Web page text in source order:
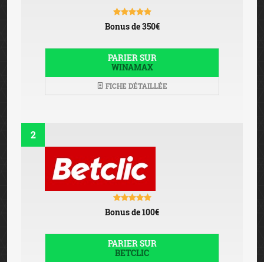
Bonus de 350€
PARIER SUR
WINAMAX
FICHE DÉTAILLÉE
2
Bonus de 100€
PARIER SUR
BETCLIC